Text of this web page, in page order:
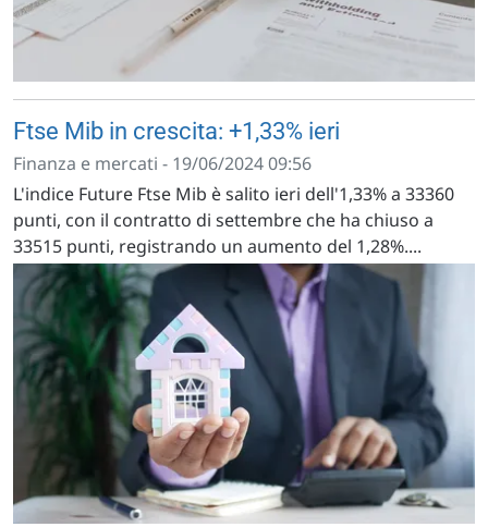
Ftse Mib in crescita: +1,33% ieri
Finanza e mercati - 19/06/2024 09:56
L'indice Future Ftse Mib è salito ieri dell'1,33% a 33360
punti, con il contratto di settembre che ha chiuso a
33515 punti, registrando un aumento del 1,28%....